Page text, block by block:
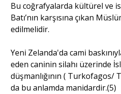
Bu coğrafyalarda kültürel ve
Batı’nın karşısına çıkan
edilmelidir.
Yeni Zelanda'da cami
eden caninin silahı üzerinde
düşmanlığının ( Turkofagos/
da bu anlamda manidardir.(5)